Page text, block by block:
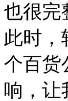
也很完
此时，
个百货
响，让